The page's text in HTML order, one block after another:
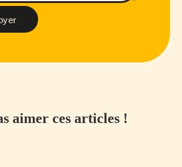
aimer ces articles !